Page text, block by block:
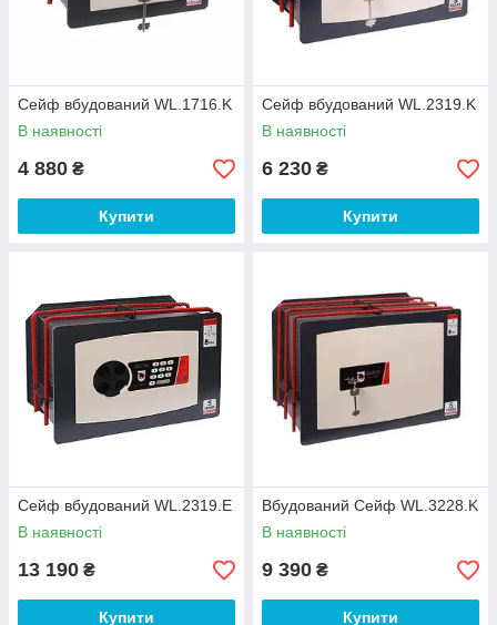
Сейф вбудований WL.1716.K
В наявності
4 880 ₴
Купити
Сейф вбудований WL.2319.K
В наявності
6 230 ₴
Купити
Сейф вбудований WL.2319.E
В наявності
13 190 ₴
Купити
Вбудований Сейф WL.3228.K
В наявності
9 390 ₴
Купити